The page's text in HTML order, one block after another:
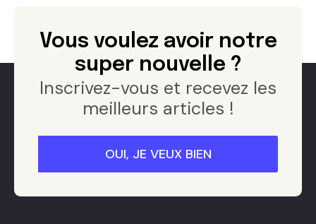
Vous voulez avoir notre
super nouvelle ?
Inscrivez-vous et recevez les
meilleurs articles !